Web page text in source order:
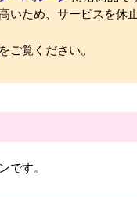
ため、サービスを休
をご覧ください。
です。